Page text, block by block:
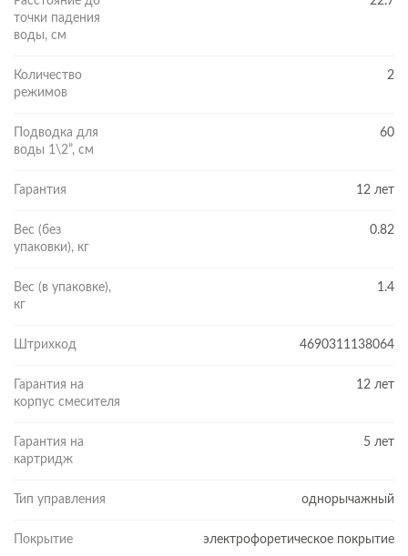
ГИБКАЯ И ЭКОНОМИЧНАЯ ПОДАЧА
силикона. Материал нетоксичен, а потому безопасен для
материалов, он обладает повышенной износостойкостью и
становится больше свободы движения, а значит, и больше
комфорта каждый день! Аэратор Neoperl формирует
позволяет экономить до 50% воды по сравнению с обычными
смесителями.
КОМФОРТНЫЙ МОНТАЖ
Смеситель оснащен стандартной подводкой с диаметром
монтаже.
точки падения
воды, см
Количество
режимов
2
Подводка для
воды 1\2”, см
60
Гарантия 12 лет
Вес (без
упаковки), кг
0.82
Вес (в упаковке),
кг
1.4
Штрихкод 4690311138064
Гарантия на
корпус смесителя
12 лет
Гарантия на
картридж
5 лет
Тип управления однорычажный
Покрытие электрофоретическое покрытие